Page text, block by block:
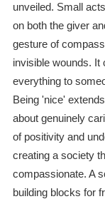
unveiled. Small
on both the giver
gesture of
invisible wounds. It
everything to
Being 'nice'
about genuinely
of positivity and
creating a society
compassionate. A
building blocks for